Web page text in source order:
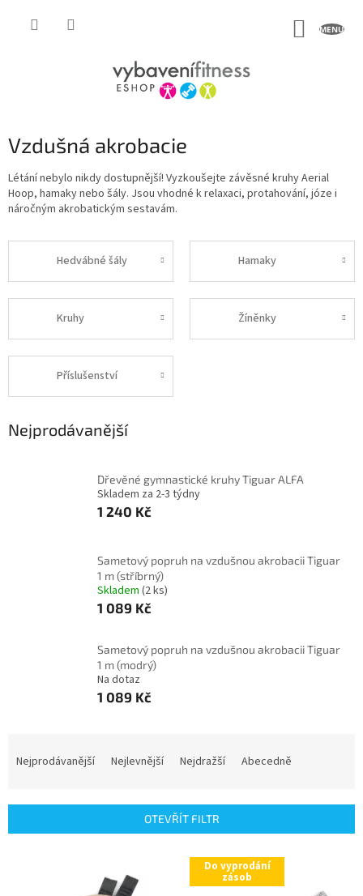
Vzdušná akrobacie
Létání nebylo nikdy dostupnější! Vyzkoušejte závěsné kruhy Aerial
Hoop, hamaky nebo šály. Jsou vhodné k relaxaci, protahování, józe i
náročným akrobatickým sestavám.
Hedvábné šály Hamaky
Kruhy Žíněnky
Příslušenství
Nejprodávanější
Dřevěné gymnastické kruhy Tiguar ALFA
Skladem za 2-3 týdny
1 240 Kč
Sametový popruh na vzdušnou akrobacii Tiguar
1 m (stříbrný)
Skladem (2 ks)
1 089 Kč
Sametový popruh na vzdušnou akrobacii Tiguar
1 m (modrý)
Na dotaz
1 089 Kč
í
Nejprodávanější Nejlevnější Nejdražší Abecedně
OTEVŘÍT FILTR
Do vyprodání
zásob